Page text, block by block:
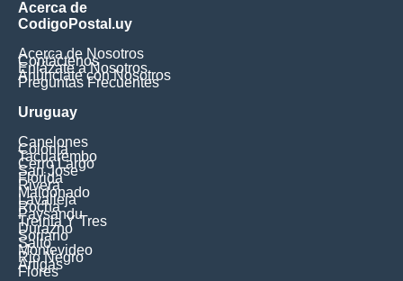
Acerca de
CodigoPostal.uy
Acerca de Nosotros
Contáctenos
Enlázate a Nosotros
Anúnciate con Nosotros
Preguntas Frecuentes
Uruguay
Canelones
Colonia
Tacuarembo
Cerro Largo
San Jose
Florida
Rivera
Maldonado
Lavalleja
Rocha
Paysandu
Treinta Y Tres
Durazno
Soriano
Salto
Montevideo
Rio Negro
Artigas
Flores